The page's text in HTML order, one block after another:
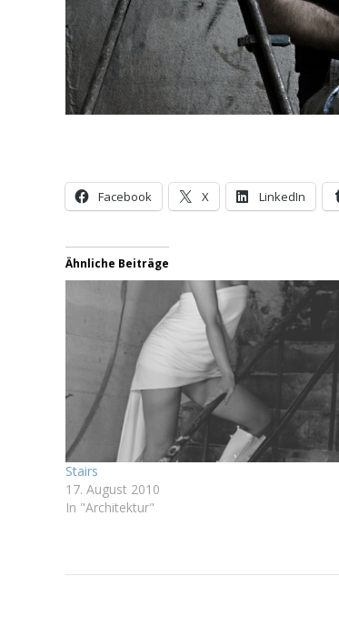
Facebook X LinkedIn
Ähnliche Beiträge
Stairs
17. August 2010
In "Architektur"